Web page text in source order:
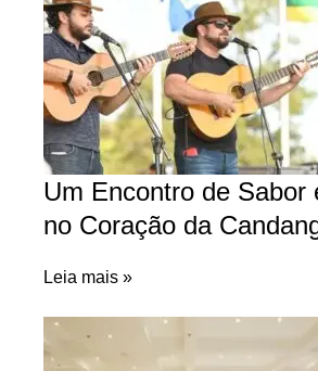
Um Encontro de Sabor
no Coração da
Leia mais »